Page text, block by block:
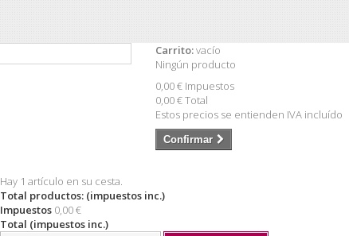
Carrito:vacío
Ningún producto
0,00 € Impuestos
0,00 €Total
Estos precios se entienden IVA incluído
Confirmar
Hay 1 artículo en su cesta.
Total productos: (impuestos inc.)
Impuestos 0,00 €
Total (impuestos inc.)